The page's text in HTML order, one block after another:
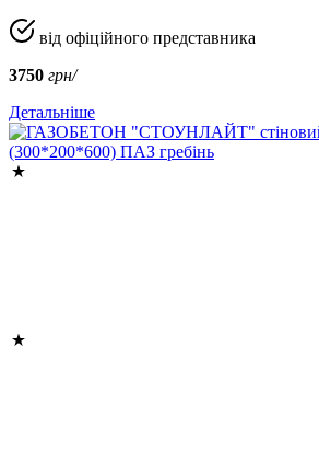
від офіційного представника
3750 грн/
Детальніше